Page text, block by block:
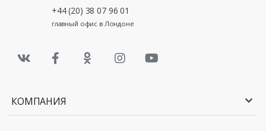
+44 (20) 38 07 96 01
главный офис в Лондоне
КОМПАНИЯ